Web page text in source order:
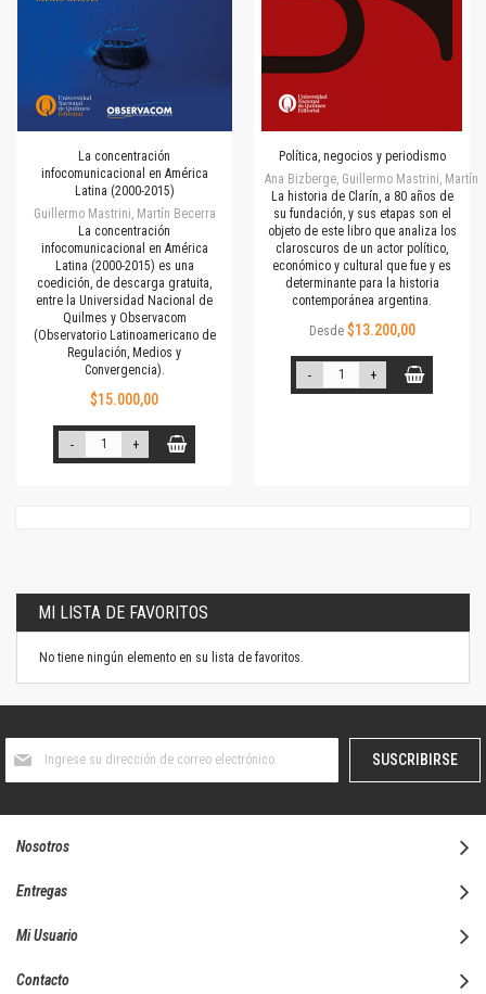
La concentración
infocomunicacional en América
Latina (2000-2015)
Guillermo Mastrini, Martín Becerra
La concentración
infocomunicacional en América
Latina (2000-2015) es una
coedición, de descarga gratuita,
entre la Universidad Nacional de
Quilmes y Observacom
(Observatorio Latinoamericano de
Regulación, Medios y
Convergencia).
$15.000,00
- +
Política, negocios y periodismo
Ana Bizberge, Guillermo Mastrini, Martín
La historia de Clarín, a 80 años de
su fundación, y sus etapas son el
objeto de este libro que analiza los
claroscuros de un actor político,
económico y cultural que fue y es
determinante para la historia
contemporánea argentina.
Desde $13.200,00
- +
MI LISTA DE FAVORITOS
No tiene ningún elemento en su lista de favoritos.
boletín
SUSCRIBIRSE
Nosotros
Entregas
Mi Usuario
Contacto